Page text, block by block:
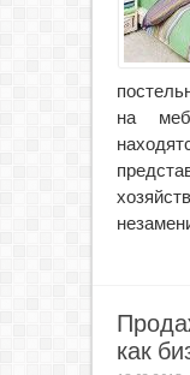
на
как